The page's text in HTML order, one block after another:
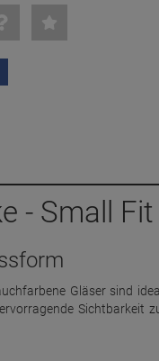
- Small Fit
Gläser sind ideal
Sichtbarkeit